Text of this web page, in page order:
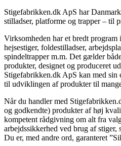
Stigefabrikken.dk ApS har
stilladser, platforme og trapper – til
Virksomheden har et bredt program
hejsestiger, foldestilladser,
spindeltrapper m.m. Det gælder
produkter, designet og produceret
Stigefabrikken.dk ApS kan med sin
til udviklingen af produkter til
Når du handler med
og godkendte) produkter af høj
kompetent rådgivning om alt fra
arbejdssikkerhed ved brug af stiger,
Du er, med andre ord, garanteret